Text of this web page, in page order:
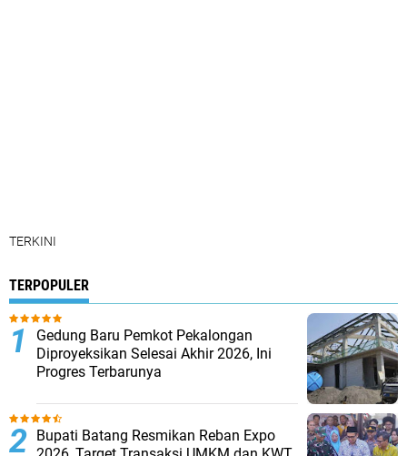
TERKINI
TERPOPULER
Gedung Baru Pemkot Pekalongan
Diproyeksikan Selesai Akhir 2026, Ini
Progres Terbarunya
Bupati Batang Resmikan Reban Expo